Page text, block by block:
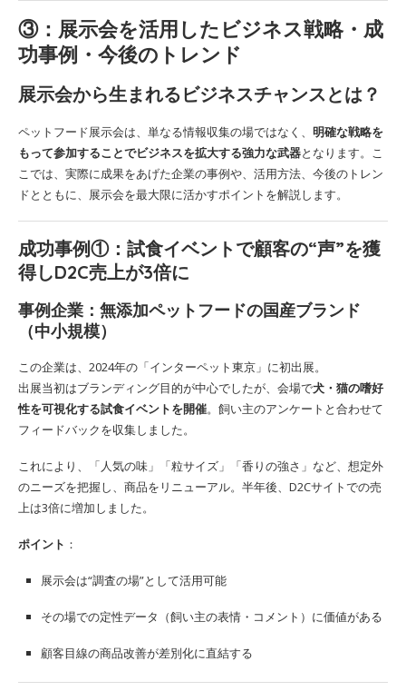
③：展示会を活用したビジネス戦略・成
功事例・今後のトレンド
展示会から生まれるビジネスチャンスとは？
ペットフード展示会は、単なる情報収集の場ではなく、 明確な戦略を
もって参加することでビジネスを拡大する強力な武器となります。こ
こでは、実際に成果をあげた企業の事例や、活用方法、今後のトレン
ドとともに、展示会を最大限に活かすポイントを解説します。
成功事例①：試食イベントで顧客の“声”を獲
得しD2C売上が3倍に
事例企業：無添加ペットフードの国産ブランド
（中小規模）
この企業は、2024年の「インターペット東京」に初出展。
出展当初はブランディング目的が中心でしたが、会場で犬・猫の嗜好
性を可視化する試食イベントを開催。飼い主のアンケートと合わせて
フィードバックを収集しました。
これにより、「人気の味」「粒サイズ」「香りの強さ」など、想定外
のニーズを把握し、商品をリニューアル。半年後、D2Cサイトでの売
上は3倍に増加しました。
ポイント ：
展示会は“調査の場”として活用可能
その場での定性データ（飼い主の表情・コメント）に価値がある
顧客目線の商品改善が差別化に直結する